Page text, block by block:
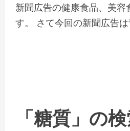
新聞広告の健康食品、美容
す。 さて今回の新聞広告
「糖質」の